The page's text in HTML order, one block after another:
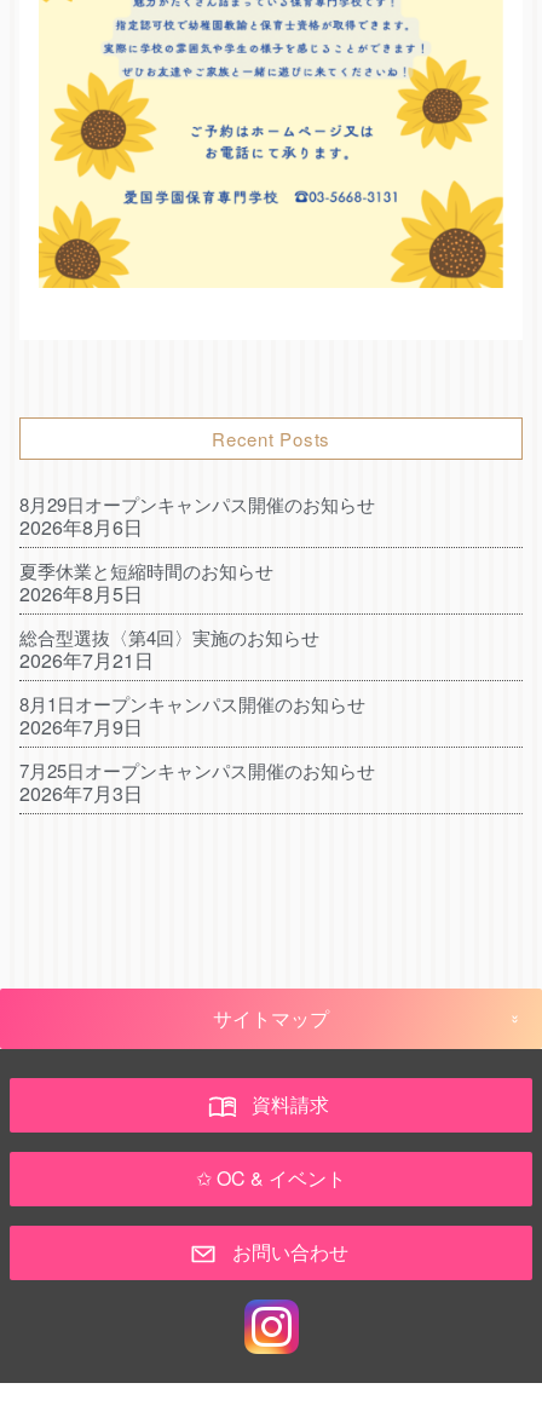
Recent Posts
8月29日オープンキャンパス開催のお知らせ
2026年8月6日
夏季休業と短縮時間のお知らせ
2026年8月5日
総合型選抜〈第4回〉実施のお知らせ
2026年7月21日
8月1日オープンキャンパス開催のお知らせ
2026年7月9日
7月25日オープンキャンパス開催のお知らせ
2026年7月3日
サイトマップ
資料請求
✩ OC & イベント
お問い合わせ